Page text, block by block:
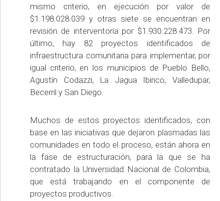
mismo criterio, en ejecución por valor de
$1.198.028.039 y otras siete se encuentran en
revisión de interventoría por $1.930.228.473. Por
último, hay 82 proyectos identificados de
infraestructura comunitaria para implementar, por
igual criterio, en los municipios de Pueblo Bello,
Agustín Codazzi, La Jagua Ibirico, Valledupar,
Becerril y San Diego.
Muchos de estos proyectos identificados, con
base en las iniciativas que dejaron plasmadas las
comunidades en todo el proceso, están ahora en
la fase de estructuración, para la que se ha
contratado la Universidad Nacional de Colombia,
que está trabajando en el componente de
proyectos productivos.